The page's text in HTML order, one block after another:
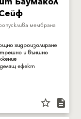
мембрана
хидроизолиране
и външно
ефект
star_border description